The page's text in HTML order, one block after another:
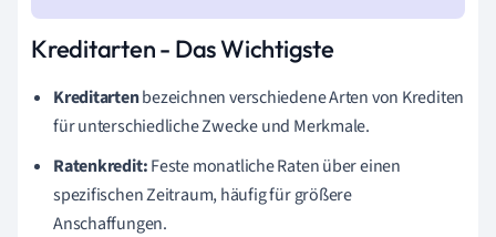
Kreditarten - Das Wichtigste
Kreditartenbezeichnen verschiedene Arten von Krediten
für unterschiedliche Zwecke und Merkmale.
Ratenkredit:Feste monatliche Raten über einen
spezifischen Zeitraum, häufig für größere
Anschaffungen.